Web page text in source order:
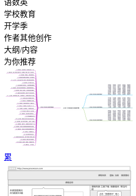
语数英
学校教育
开学季
作者其他创作
大纲/内容
为你推荐
累